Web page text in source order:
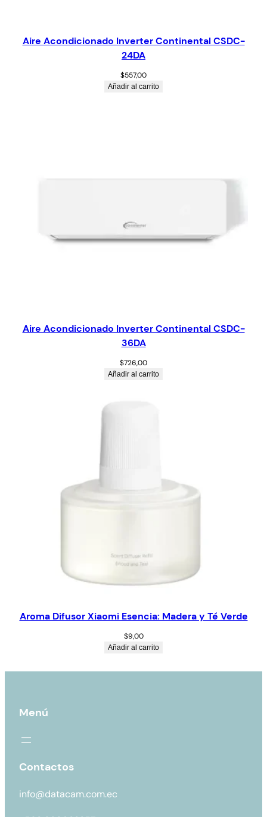
Aire Acondicionado Inverter Continental CSDC-
24DA
$557,00
Añadir al carrito
Aire Acondicionado Inverter Continental CSDC-
36DA
$726,00
Añadir al carrito
Aroma Difusor Xiaomi Esencia: Madera y Té Verde
$9,00
Añadir al carrito
Menú
Contactos
info@datacam.com.ec